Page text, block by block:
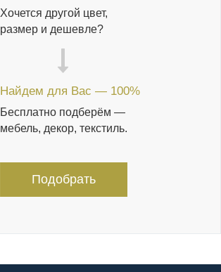
Хочется другой цвет,
размер и дешевле?
Найдем для Вас — 100%
Бесплатно подберём —
мебель, декор, текстиль.
Подобрать